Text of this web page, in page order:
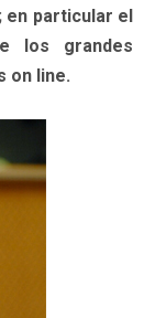
en particular el
los grandes
on line.